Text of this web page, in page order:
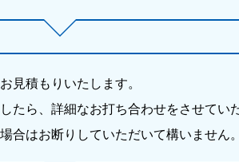
見積もりいたします。
たら、詳細なお打ち合わせをさせてい
合はお断りしていただいて構いません